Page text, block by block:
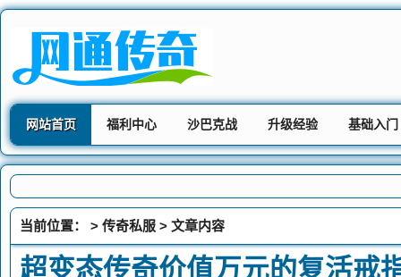
网站首页 福利中心 沙巴克战 升级经验 基础入门
当前位置： > 传奇私服 > 文章内容
超变态传奇价值万元的复活戒